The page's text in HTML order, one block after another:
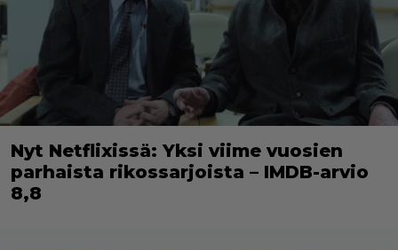
Nyt Netflixissä: Yksi viime vuosien
parhaista rikossarjoista – IMDB-arvio
8,8